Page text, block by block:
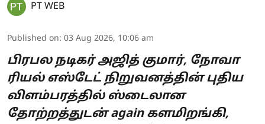
PT WEB
Published on: 03 Aug 2026, 10:06 am
பிரபல நடிகர் அஜித் குமார், நோவா
ரியல் எஸ்டேட் நிறுவனத்தின் புதிய
விளம்பரத்தில் ஸ்டைலான
தோற்றத்துடன் again களமிறங்கி,